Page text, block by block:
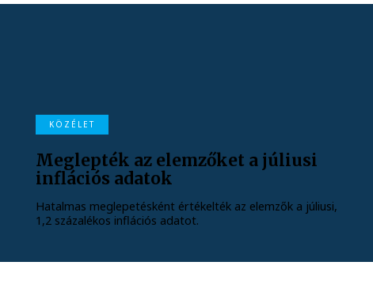
KÖZÉLET
Meglepték az elemzőket a júliusi
inflációs adatok
Hatalmas meglepetésként értékelték az elemzők a júliusi,
1,2 százalékos inflációs adatot.